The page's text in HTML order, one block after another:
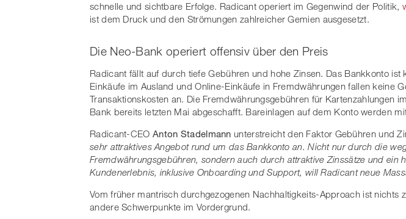
schnelle und sichtbare Erfolge. Radicant operiert im Gegenwind der Politik,
ist dem Druck und den Strömungen zahlreicher Gemien ausgesetzt.
Die Neo-Bank operiert offensiv über den Preis
Radicant fällt auf durch tiefe Gebühren und hohe Zinsen. Das Bankkonto ist
Einkäufe im Ausland und Online-Einkäufe in Fremdwährungen fallen keine
Transaktionskosten an. Die Fremdwährungsgebühren für Kartenzahlungen
Bank bereits letzten Mai abgeschafft. Bareinlagen auf dem Konto werden
Radicant-CEO Anton Stadelmann unterstreicht den Faktor Gebühren und
sehr attraktives Angebot rund um das Bankkonto an. Nicht nur durch die
Fremdwährungsgebühren, sondern auch durch attraktive Zinssätze und ein
Kundenerlebnis, inklusive Onboarding und Support, will Radicant neue
Vom früher mantrisch durchgezogenen Nachhaltigkeits-Approach ist nichts
andere Schwerpunkte im Vordergrund.